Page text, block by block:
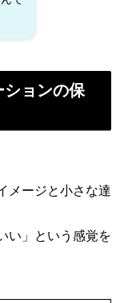
ョンの保
メージと小さな達
い」という感覚を